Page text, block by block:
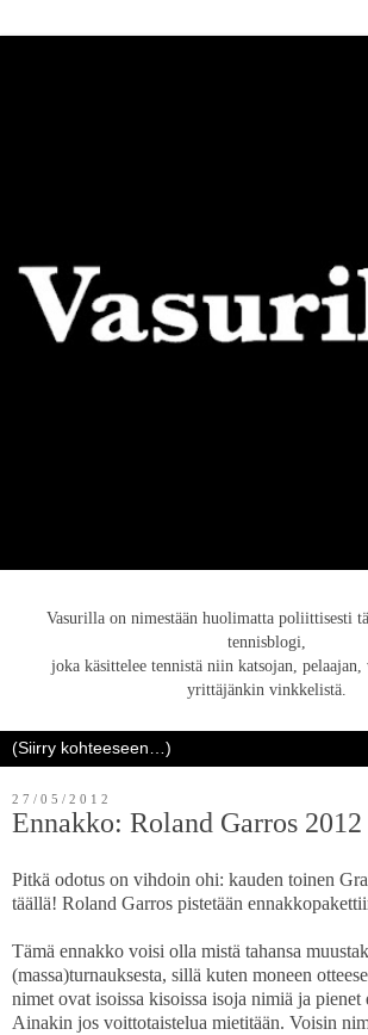
Vasurilla on nimestään huolimatta poliittisesti
tennisblogi,
joka käsittelee tennistä niin katsojan,
yrittäjänkin vinkkelistä.
27/05/2012
Ennakko: Roland Garros 2012
Pitkä odotus on vihdoin ohi: kauden toinen
täällä! Roland Garros pistetään
Tämä ennakko voisi olla mistä tahansa
(massa)turnauksesta, sillä kuten moneen
nimet ovat isoissa kisoissa isoja nimiä ja pienet
Ainakin jos voittotaistelua mietitään. Voisin